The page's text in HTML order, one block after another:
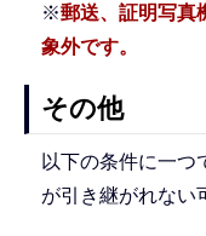
※郵送、証明写真
象外です。
その他
以下の条件に一つ
が引き継がれない